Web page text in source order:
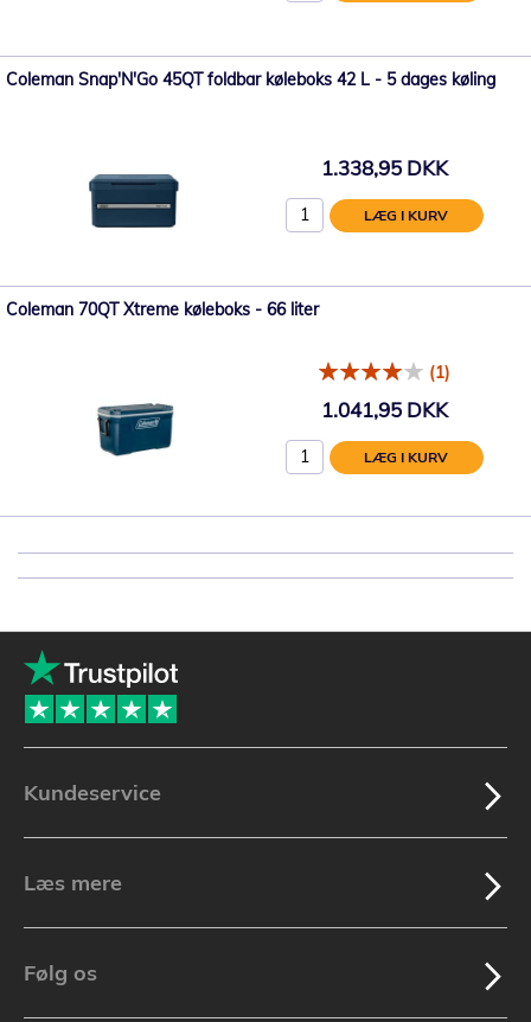
Coleman Snap'N'Go 45QT foldbar køleboks 42 L - 5 dages køling
1.338,95 DKK
LÆG I KURV
Coleman 70QT Xtreme køleboks - 66 liter
(1)
1.041,95 DKK
LÆG I KURV
Kundeservice
Læs mere
Følg os